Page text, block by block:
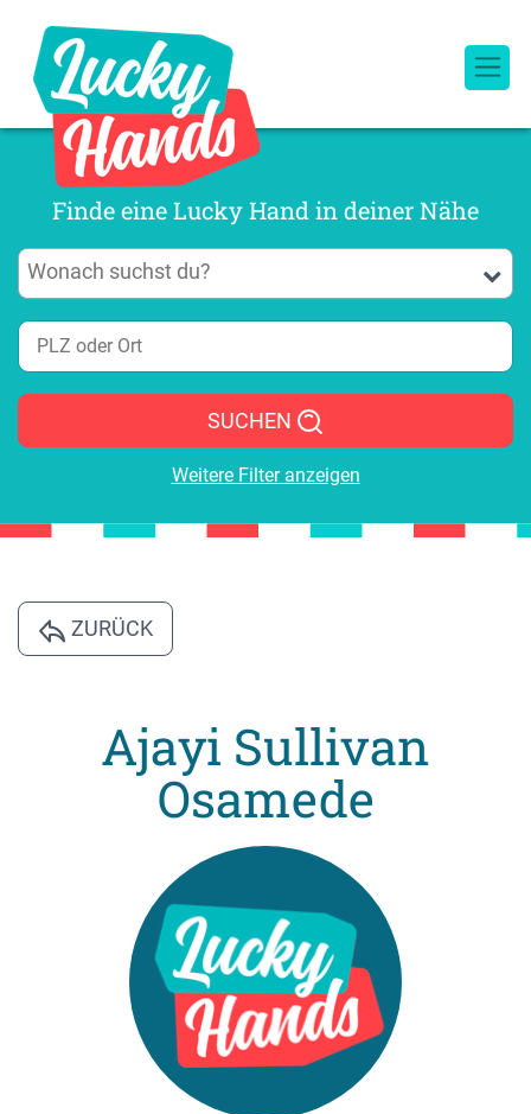
Finde eine Lucky Hand in deiner Nähe
SUCHEN
Weitere Filter anzeigen
ZURÜCK
Ajayi Sullivan
Osamede